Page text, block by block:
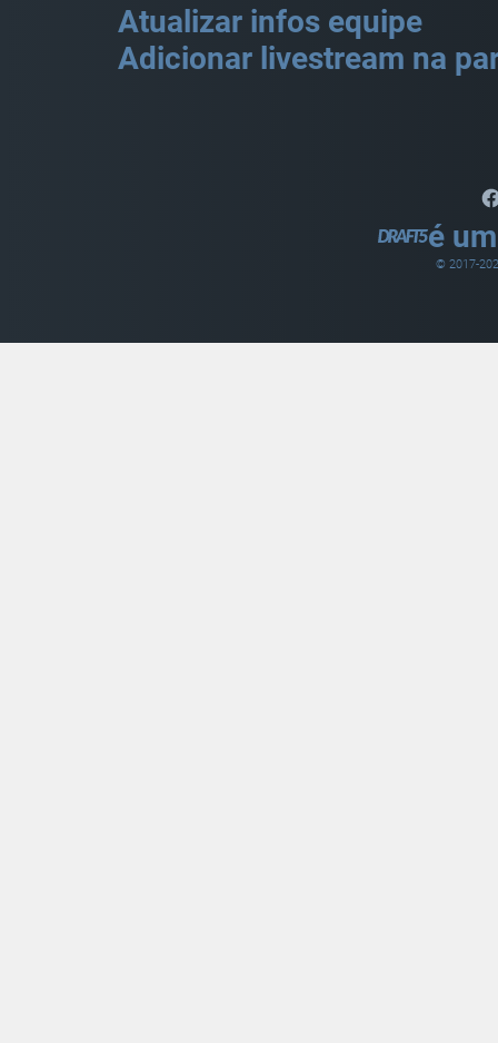
Atualizar infos equipe
Adicionar livestream na
é
© 2017-